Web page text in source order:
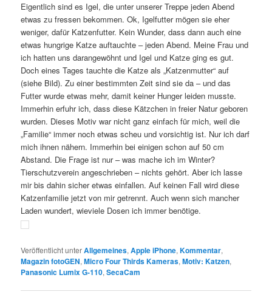
Eigentlich sind es Igel, die unter unserer Treppe jeden Abend
etwas zu fressen bekommen. Ok, Igelfutter mögen sie eher
weniger, dafür Katzenfutter. Kein Wunder, dass dann auch eine
etwas hungrige Katze auftauchte – jeden Abend. Meine Frau und
ich hatten uns darangewöhnt und Igel und Katze ging es gut.
Doch eines Tages tauchte die Katze als „Katzenmutter“ auf
(siehe Bild). Zu einer bestimmten Zeit sind sie da – und das
Futter wurde etwas mehr, damit keiner Hunger leiden musste.
Immerhin erfuhr ich, dass diese Kätzchen in freier Natur geboren
wurden. Dieses Motiv war nicht ganz einfach für mich, weil die
„Familie“ immer noch etwas scheu und vorsichtig ist. Nur ich darf
mich ihnen nähern. Immerhin bei einigen schon auf 50 cm
Abstand. Die Frage ist nur – was mache ich im Winter?
Tierschutzverein angeschrieben – nichts gehört. Aber ich lasse
mir bis dahin sicher etwas einfallen. Auf keinen Fall wird diese
Katzenfamilie jetzt von mir getrennt. Auch wenn sich mancher
Laden wundert, wieviele Dosen ich immer benötige.
Veröffentlicht unterAllgemeines,Apple iPhone,Kommentar,
Magazin fotoGEN,Micro Four Thirds Kameras,Motiv: Katzen,
Panasonic Lumix G-110,SecaCam